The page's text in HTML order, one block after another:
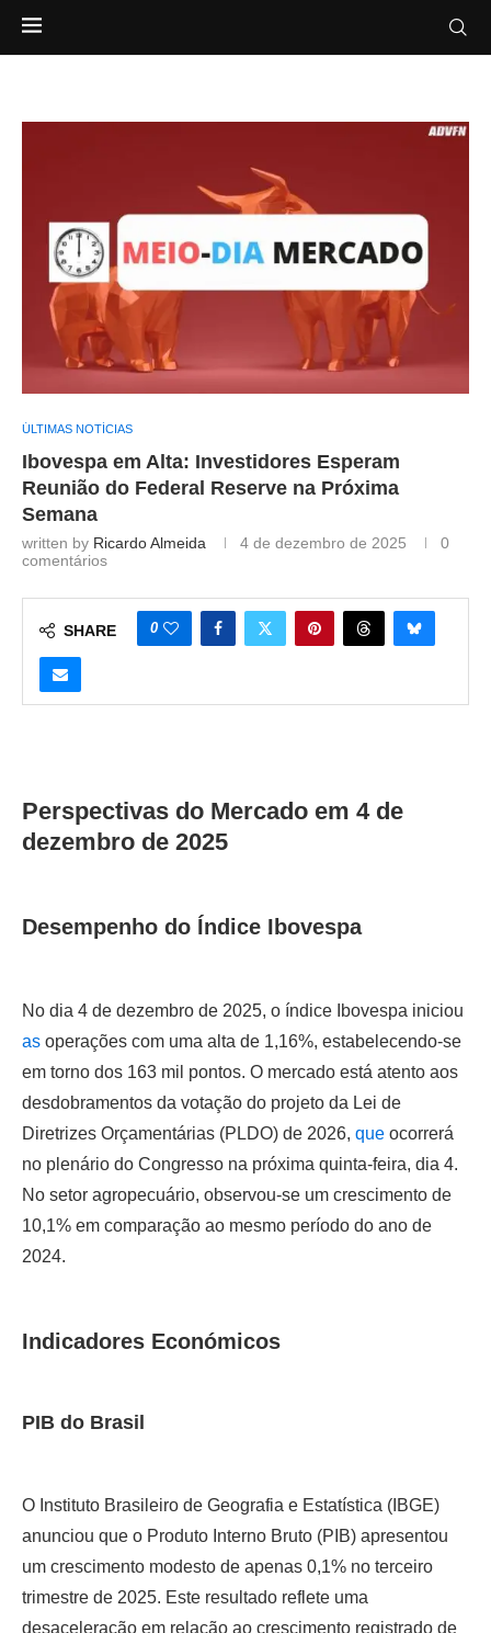
ÚLTIMAS NOTÍCIAS
Ibovespa em Alta: Investidores Esperam
Reunião do Federal Reserve na Próxima
Semana
written by Ricardo Almeida 4 de dezembro de 2025
0
comentários
SHARE 0
Perspectivas do Mercado em 4 de
dezembro de 2025
Desempenho do Índice Ibovespa
No dia 4 de dezembro de 2025, o índice Ibovespa iniciou
as operações com uma alta de 1,16%, estabelecendo-se
em torno dos 163 mil pontos. O mercado está atento aos
desdobramentos da votação do projeto da Lei de
Diretrizes Orçamentárias (PLDO) de 2026, que ocorrerá
no plenário do Congresso na próxima quinta-feira, dia 4.
No setor agropecuário, observou-se um crescimento de
10,1% em comparação ao mesmo período do ano de
2024.
Indicadores Económicos
PIB do Brasil
O Instituto Brasileiro de Geografia e Estatística (IBGE)
anunciou que o Produto Interno Bruto (PIB) apresentou
um crescimento modesto de apenas 0,1% no terceiro
trimestre de 2025. Este resultado reflete uma
desaceleração em relação ao crescimento registrado de